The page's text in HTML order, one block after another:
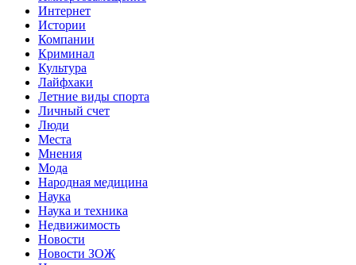
Интернет
Истории
Компании
Криминал
Культура
Лайфхаки
Летние виды спорта
Личный счет
Люди
Места
Мнения
Мода
Народная медицина
Наука
Наука и техника
Недвижимость
Новости
Новости ЗОЖ